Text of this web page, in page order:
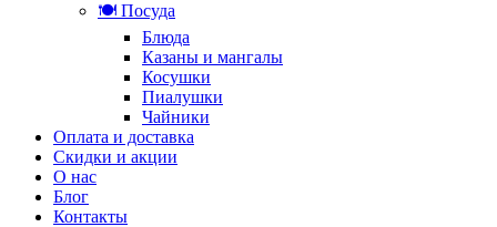
🍽️ Посуда
Блюда
Казаны и мангалы
Косушки
Пиалушки
Чайники
Оплата и доставка
Скидки и акции
О нас
Блог
Контакты